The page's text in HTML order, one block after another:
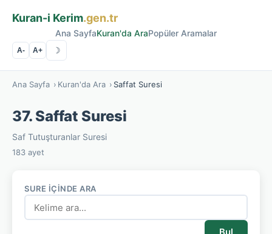
Kuran-i Kerim.gen.tr
Ana SayfaKuran'da AraPopüler Aramalar
A- A+ ☽
Ana Sayfa › Kuran'da Ara › Saffat Suresi
37. Saffat Suresi
Saf Tutuşturanlar Suresi
183 ayet
SURE İÇINDE ARA